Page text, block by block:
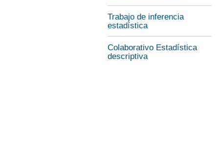
Trabajo de inferencia
estadística
Colaborativo Estadística
descriptiva